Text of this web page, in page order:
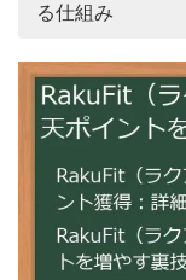
る仕組み